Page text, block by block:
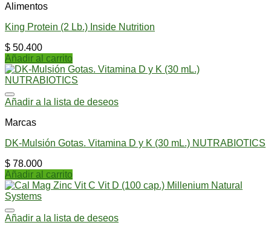
Alimentos
King Protein (2 Lb.) Inside Nutrition
$ 50.400
Añadir al carrito
Añadir a la lista de deseos
Marcas
DK-Mulsión Gotas. Vitamina D y K (30 mL.) NUTRABIOTICS
$ 78.000
Añadir al carrito
Añadir a la lista de deseos